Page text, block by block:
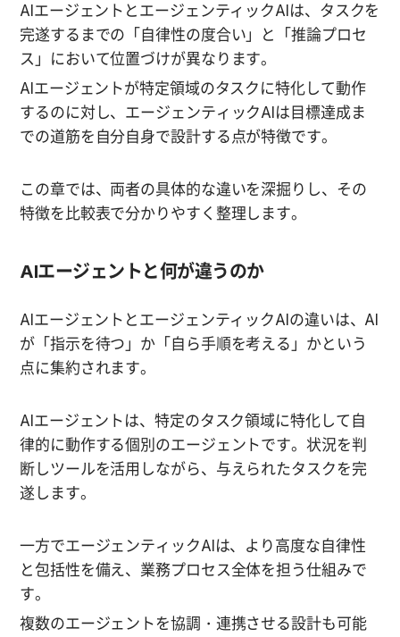
AIエージェントとエージェンティックAIは、タスクを
完遂するまでの「自律性の度合い」と「推論プロセ
ス」において位置づけが異なります。
AIエージェントが特定領域のタスクに特化して動作
するのに対し、エージェンティックAIは目標達成ま
での道筋を自分自身で設計する点が特徴です。
この章では、両者の具体的な違いを深掘りし、その
特徴を比較表で分かりやすく整理します。
AIエージェントと何が違うのか
AIエージェントとエージェンティックAIの違いは、AI
が「指示を待つ」か「自ら手順を考える」かという
点に集約されます。
AIエージェントは、特定のタスク領域に特化して自
律的に動作する個別のエージェントです。状況を判
断しツールを活用しながら、与えられたタスクを完
遂します。
一方でエージェンティックAIは、より高度な自律性
と包括性を備え、業務プロセス全体を担う仕組みで
す。
複数のエージェントを協調・連携させる設計も可能